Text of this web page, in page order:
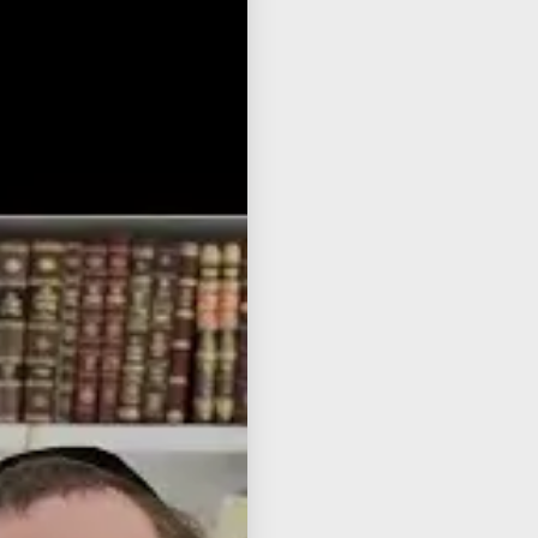
📌 This Shiur Also On
🎧
Listen to Audio
📺
Watch on YouTube
📝
Read Transcript
🌐
English Transcript
Hebrew Transcript
📂
from Dropbox